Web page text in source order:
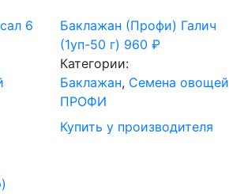
6
Баклажан (Профи) Галич
(1уп-50 г) 960₽
Категории:
Баклажан, Семена овощей
ПРОФИ
Купить у производителя